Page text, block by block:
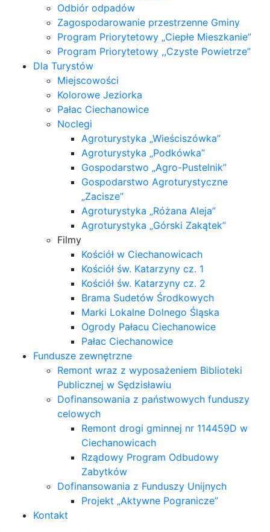
Odbiór odpadów
Zagospodarowanie przestrzenne Gminy
Program Priorytetowy „Ciepłe Mieszkanie”
Program Priorytetowy ,,Czyste Powietrze”
Dla Turystów
Miejscowości
Kolorowe Jeziorka
Pałac Ciechanowice
Noclegi
Agroturystyka „Wieściszówka”
Agroturystyka „Podkówka”
Gospodarstwo „Agro-Pustelnik”
Gospodarstwo Agroturystyczne
„Zacisze”
Agroturystyka „Różana Aleja”
Agroturystyka „Górski Zakątek”
Filmy
Kościół w Ciechanowicach
Kościół św. Katarzyny cz. 1
Kościół św. Katarzyny cz. 2
Brama Sudetów Środkowych
Marki Lokalne Dolnego Śląska
Ogrody Pałacu Ciechanowice
Pałac Ciechanowice
Fundusze zewnętrzne
Remont wraz z wyposażeniem Biblioteki
Publicznej w Sędzisławiu
Dofinansowania z państwowych funduszy
celowych
Remont drogi gminnej nr 114459D w
Ciechanowicach
Rządowy Program Odbudowy
Zabytków
Dofinansowania z Funduszy Unijnych
Projekt „Aktywne Pogranicze”
Kontakt